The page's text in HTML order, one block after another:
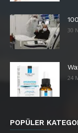
30
24
POPÜLER